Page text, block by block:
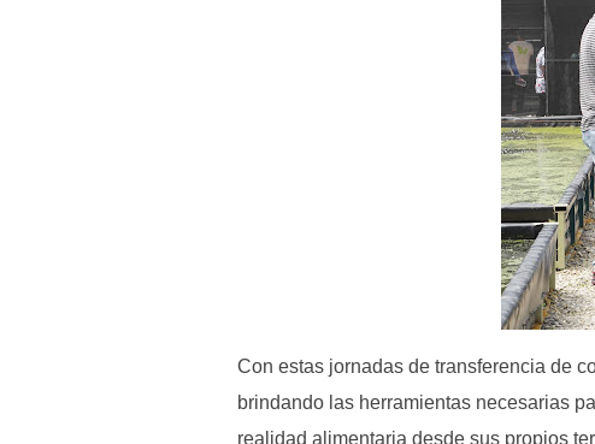
Con estas jornadas de transferencia de
brindando las herramientas necesarias
realidad alimentaria desde sus propios